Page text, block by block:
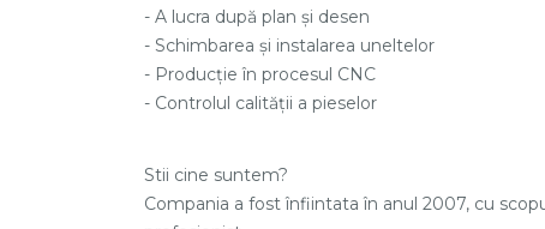
- A lucra după plan și desen
- Schimbarea și instalarea uneltelor
- Producție în procesul CNC
- Controlul calității a pieselor
Stii cine suntem?
Compania a fost înfiintata în anul 2007, cu